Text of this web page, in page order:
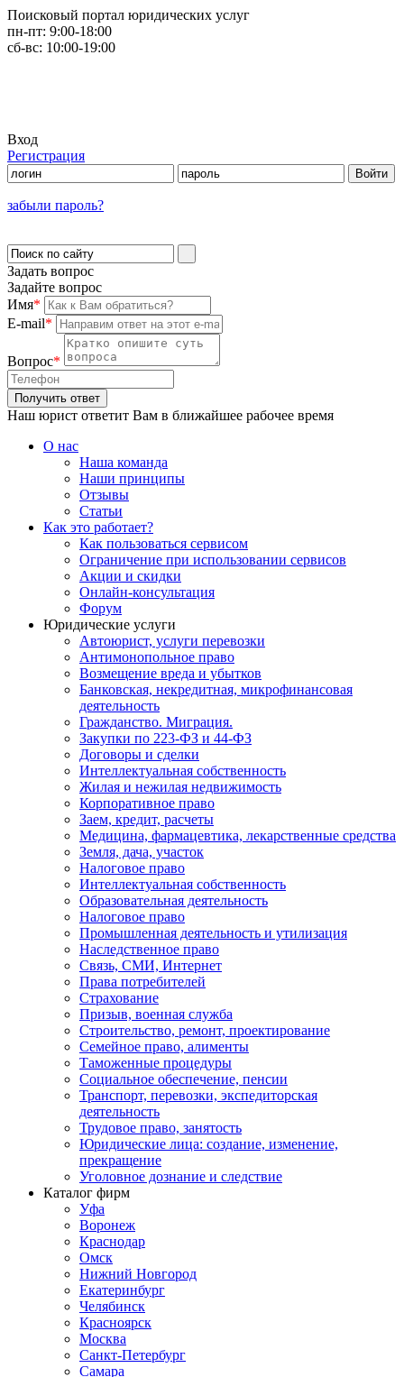
Поисковый портал юридических услуг
пн-пт: 9:00-18:00
сб-вс: 10:00-19:00
Вход
Регистрация
забыли пароль?
Задать вопрос
Задайте вопрос
Имя*
E-mail*
Вопрос*
Наш юрист ответит Вам в ближайшее рабочее время
О нас
Наша команда
Наши принципы
Отзывы
Статьи
Как это работает?
Как пользоваться сервисом
Ограничение при использовании сервисов
Акции и скидки
Онлайн-консультация
Форум
Юридические услуги
Автоюрист, услуги перевозки
Антимонопольное право
Возмещение вреда и убытков
Банковская, некредитная, микрофинансовая
деятельность
Гражданство. Миграция.
Закупки по 223-ФЗ и 44-ФЗ
Договоры и сделки
Интеллектуальная собственность
Жилая и нежилая недвижимость
Корпоративное право
Заем, кредит, расчеты
Медицина, фармацевтика, лекарственные средства
Земля, дача, участок
Налоговое право
Интеллектуальная собственность
Образовательная деятельность
Налоговое право
Промышленная деятельность и утилизация
Наследственное право
Связь, СМИ, Интернет
Права потребителей
Страхование
Призыв, военная служба
Строительство, ремонт, проектирование
Семейное право, алименты
Таможенные процедуры
Социальное обеспечение, пенсии
Транспорт, перевозки, экспедиторская
деятельность
Трудовое право, занятость
Юридические лица: создание, изменение,
прекращение
Уголовное дознание и следствие
Каталог фирм
Уфа
Воронеж
Краснодар
Омск
Нижний Новгород
Екатеринбург
Челябинск
Красноярск
Москва
Санкт-Петербург
Самара